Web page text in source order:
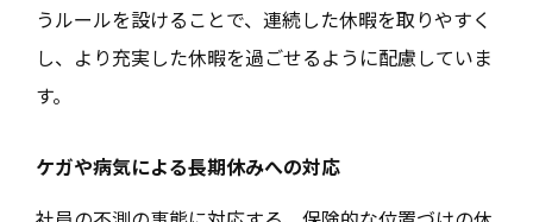
うルールを設けることで、連続した休暇を取りやすく
し、より充実した休暇を過ごせるように配慮していま
す。
ケガや病気による長期休みへの対応